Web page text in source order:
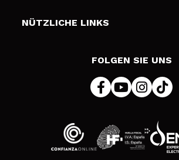
Zahlung
Bedingungen und Datenschutz
NÜTZLICHE LINKS
FOLGEN SIE UNS